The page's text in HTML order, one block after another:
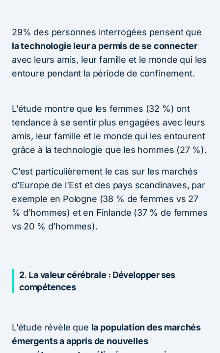
29% des personnes interrogées pensent que
la technologie leur a permis de se connecter
avec leurs amis, leur famille et le monde qui les
entoure pendant la période de confinement.
L’étude montre que les femmes (32 %) ont
tendance à se sentir plus engagées avec leurs
amis, leur famille et le monde qui les entourent
grâce à la technologie que les hommes (27 %).
C’est particulièrement le cas sur les marchés
d’Europe de l’Est et des pays scandinaves, par
exemple en Pologne (38 % de femmes vs 27
% d’hommes) et en Finlande (37 % de femmes
vs 20 % d’hommes).
2. La valeur cérébrale : Développer ses
compétences
L’étude révèle que la population des marchés
émergents a appris de nouvelles